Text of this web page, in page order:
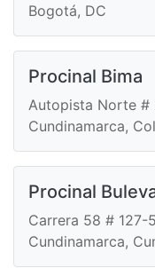
Bogotá, DC
Procinal Bima
Autopista Norte #
Cundinamarca,
Procinal
Carrera 58 # 127-
Cundinamarca,